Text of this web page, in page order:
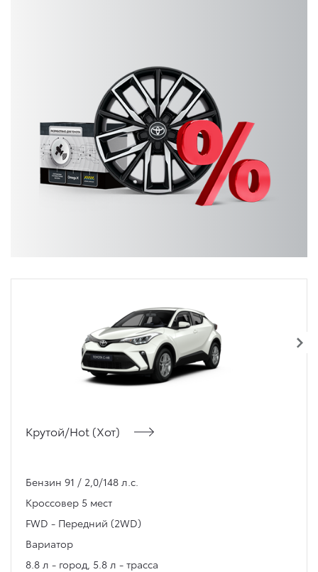
Крутой/Hot (Хот)
Бензин 91 / 2,0/148 л.с.
Кроссовер 5 мест
FWD - Передний (2WD)
Вариатор
8.8 л - город 5.8 л - трасса